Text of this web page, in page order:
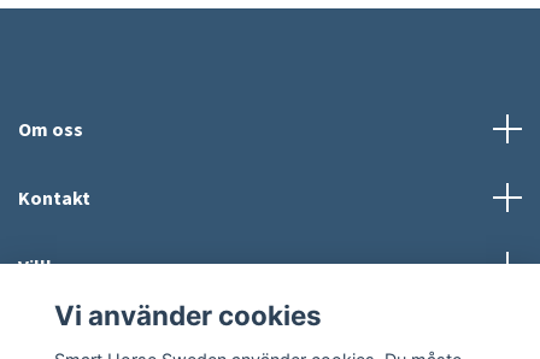
Om oss
Kontakt
Villkor
Sociala medier
Vi använder cookies